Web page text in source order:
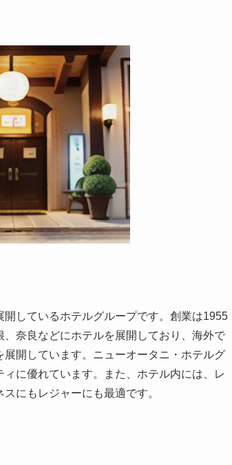
しているホテルグループです。創業は1955
奈良などにホテルを展開しており、海外で
開しています。ニューオータニ・ホテルグ
に優れています。また、ホテル内には、レ
にもレジャーにも最適です。